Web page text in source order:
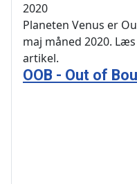
2020
Planeten Venus er
maj måned 2020.
artikel.
OOB - Out of